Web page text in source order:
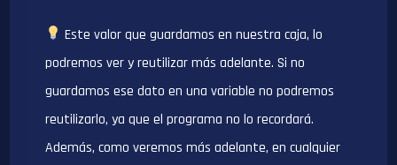
Este valor que guardamos en nuestra caja, lo
podremos ver y reutilizar más adelante. Si no
guardamos ese dato en una variable no podremos
reutilizarlo, ya que el programa no lo recordará.
Además, como veremos más adelante, en cualquier